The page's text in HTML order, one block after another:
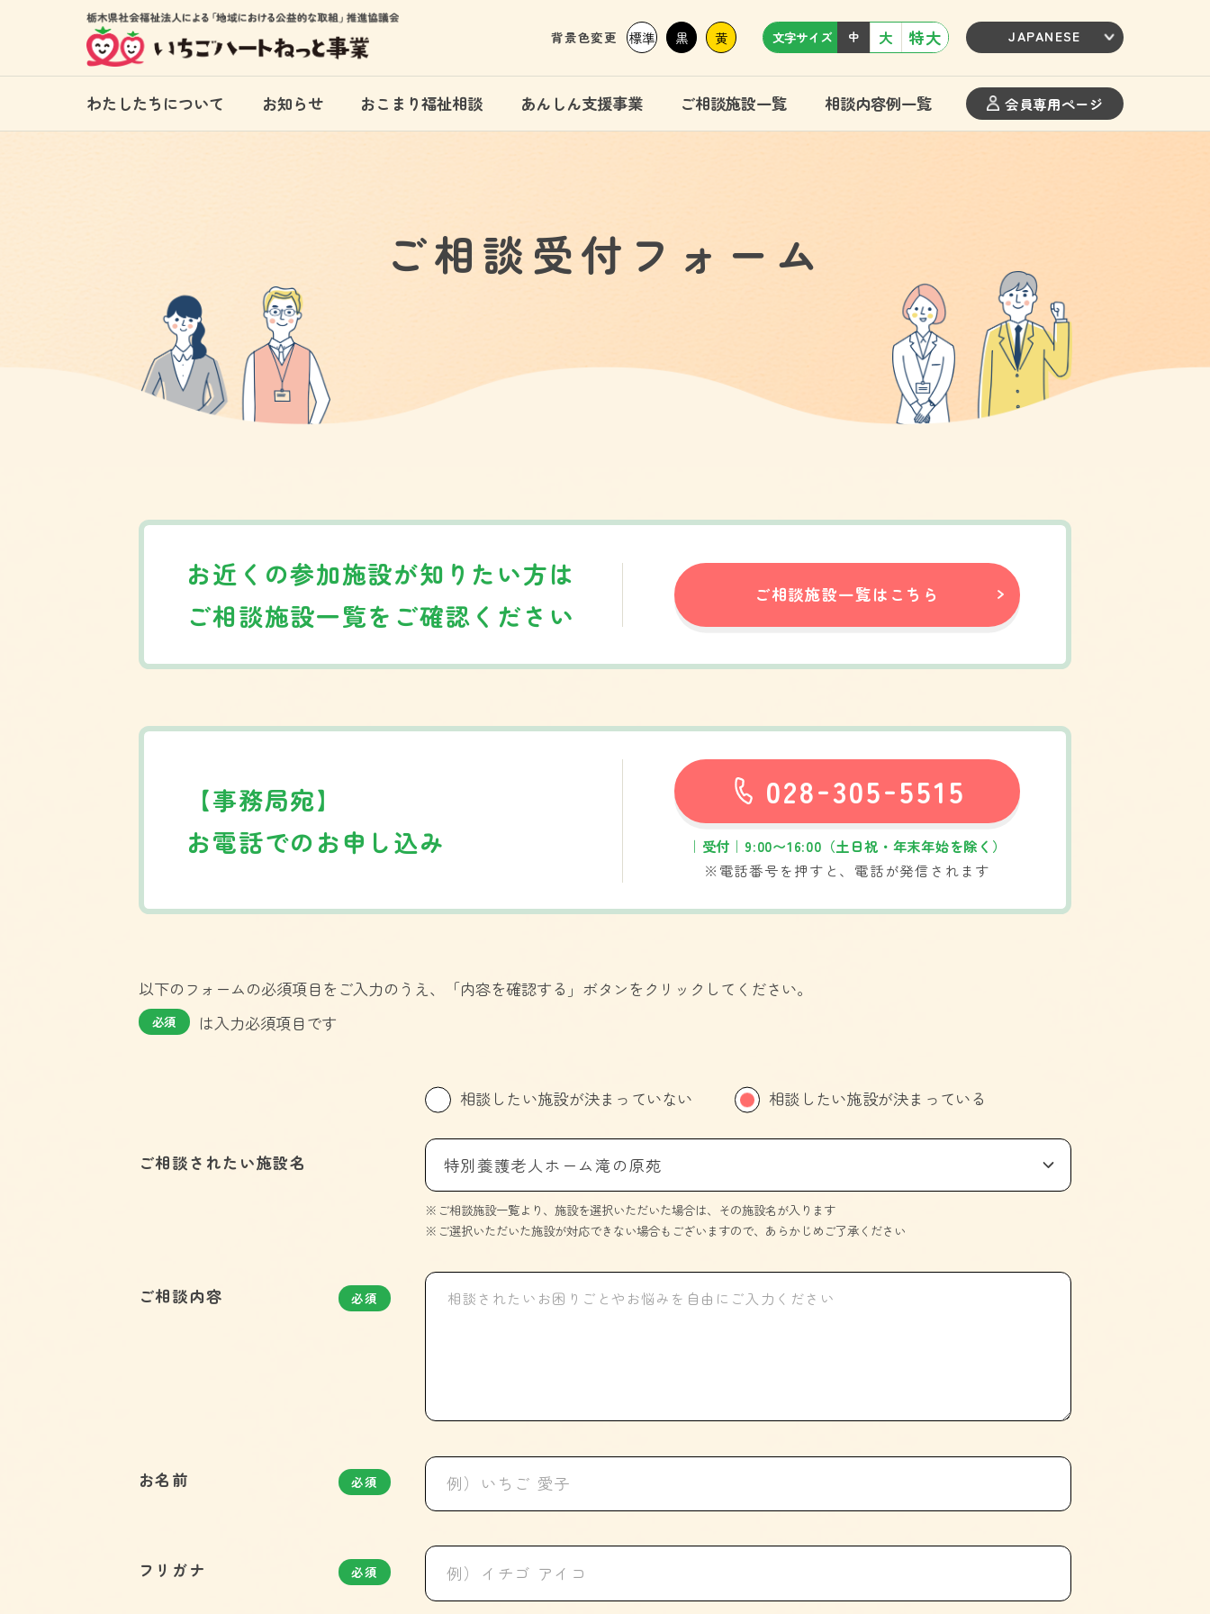
背景色変更 標準 黒 黄 文字サイズ 中 大 特大
わたしたちについて お知らせ おこまり福祉相談 あんしん支援事業 ご相談施設一覧 相談内容例一覧 会員専用ページ
ご相談受付フォーム
お近くの参加施設が知りたい方は
ご相談施設一覧をご確認ください
ご相談施設一覧はこちら
【事務局宛】
お電話でのお申し込み
028-305-5515
｜受付｜9:00〜16:00（土日祝・年末年始を除く）
※電話番号を押すと、電話が発信されます
以下のフォームの必須項目をご入力のうえ、「内容を確認する」ボタンをクリックしてください。
必須 は入力必須項目です
相談したい施設が決まっていない 相談したい施設が決まっている
ご相談されたい施設名 特別養護老人ホーム滝の原苑
ご相談施設一覧より、施設を選択いただいた場合は、その施設名が入ります
ご選択いただいた施設が対応できない場合もございますので、あらかじめご了承ください
ご相談内容 必須
お名前 必須
フリガナ 必須